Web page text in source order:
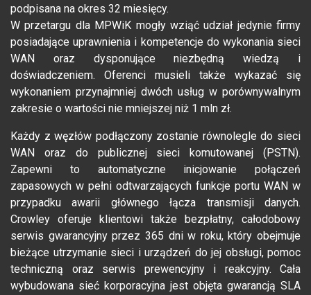
podpisana na okres 32 miesięcy.
W przetargu dla MPWiK mogły wziąć udział jedynie firmy
posiadające uprawnienia i kompetencje do wykonania sieci
WAN oraz dysponujące niezbędną wiedzą i
doświadczeniem. Oferenci musieli także wykazać się
wykonaniem przynajmniej dwóch usług w porównywalnym
zakresie o wartości nie mniejszej niż 1 mln zł.
Każdy z węzłów podłączony zostanie równolegle do sieci
WAN oraz do publicznej sieci komutowanej (PSTN).
Zapewni to automatyczne inicjowanie połączeń
zapasowych w pełni odtwarzających funkcje portu WAN w
przypadku awarii głównego łącza transmisji danych.
Crowley oferuje klientowi także bezpłatny, całodobowy
serwis gwarancyjny przez 365 dni w roku, który obejmuje
bieżące utrzymanie sieci i urządzeń do jej obsługi, pomoc
techniczną oraz serwis prewencyjny i reakcyjny. Cała
wybudowana sieć korporacyjna jest objęta gwarancją SLA